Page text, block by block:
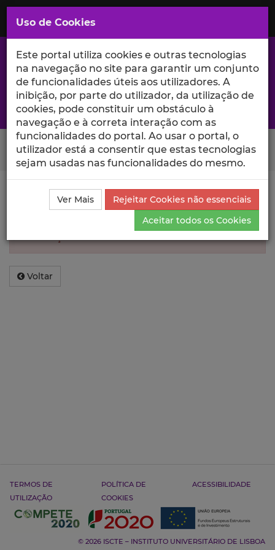
Saltar
para
Conteúdo
Principal
A excelência da investigação e ciência no Iscte
Search Button
Informação inválida
Não foi encontrada informação sobre essa
Voltar
TERMOS DE
UTILIZAÇÃO
POLÍTICA DE
COOKIES
ACESSIBILIDADE
© 2026 ISCTE – INSTITUTO UNIVERSITÁRIO DE LISBOA
Uso de Cookies
Este portal utiliza cookies e outras tecnologias
na navegação no site para garantir um conjunto
de funcionalidades úteis aos utilizadores. A
inibição, por parte do utilizador, da utilização de
cookies, pode constituir um obstáculo à
navegação e à correta interação com as
funcionalidades do portal. Ao usar o portal, o
utilizador está a consentir que estas tecnologias
sejam usadas nas funcionalidades do mesmo.
Ver Mais
Rejeitar Cookies não essenciais
Aceitar todos os Cookies